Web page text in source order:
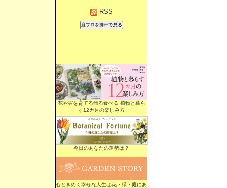
RSS
花や実を育てる飾る食べる 植物と暮ら
す12カ月の楽しみ方
今日のあなたの運勢は？
心ときめく幸せな人生は花・緑・庭にあ